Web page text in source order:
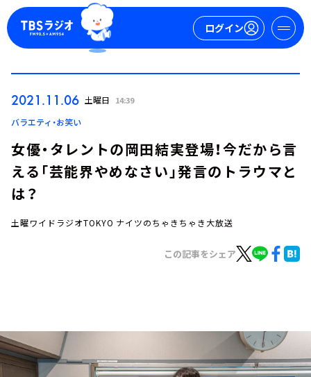
ログイン
ログイン
イベント・グッズ
YouTube
会社情報
2021.11.06 土曜日 14:39
バラエティ・お笑い
女優・タレントの岡田結実登場！今だから言
える「芸能界やめなさい」発言のトラウマと
は？
土曜ワイドラジオTOKYO ナイツのちゃきちゃき大放送
この記事をシェア